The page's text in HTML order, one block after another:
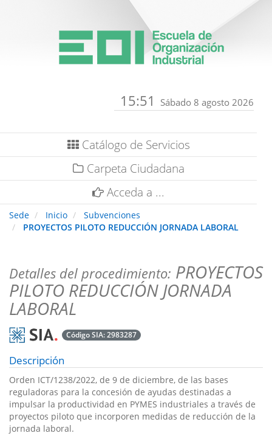
15:51 Sábado 8 agosto 2026
Catálogo de Servicios
Carpeta Ciudadana
Acceda a ...
Sede Inicio
Subvenciones
PROYECTOS PILOTO REDUCCIÓN JORNADA LABORAL
Detalles del procedimiento: PROYECTOS
PILOTO REDUCCIÓN JORNADA
LABORAL
Código SIA:2983287
Descripción
Orden ICT/1238/2022, de 9 de diciembre, de las bases
reguladoras para la concesión de ayudas destinadas a
impulsar la productividad en PYMES industriales a través de
proyectos piloto que incorporen medidas de reducción de la
jornada laboral.